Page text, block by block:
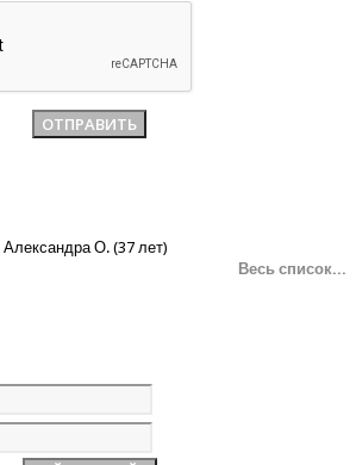
Александра О. (37 лет)
Весь список...